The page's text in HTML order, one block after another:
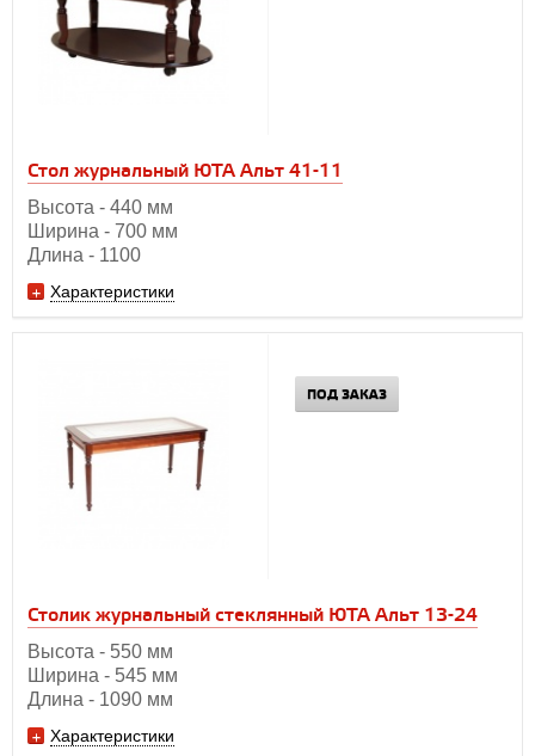
Стол журнальный ЮТА Альт 41-11
Высота - 440 мм
Ширина - 700 мм
Длина - 1100
Характеристики
Столик журнальный стеклянный ЮТА Альт 13-24
Высота - 550 мм
Ширина - 545 мм
Длина - 1090 мм
Характеристики
ПОД ЗАКАЗ